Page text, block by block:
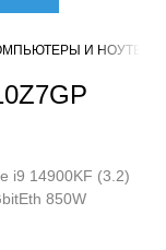
И
i9 14900KF (3.2)
850W